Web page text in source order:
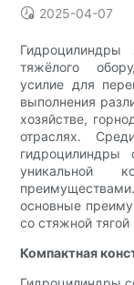
2025-04-07
Гидроцилиндры
тяжёлого
усилие для
выполнения
хозяйстве,
отраслях.
гидроцилиндры
уникальной
основные
со стяжной
Компактная